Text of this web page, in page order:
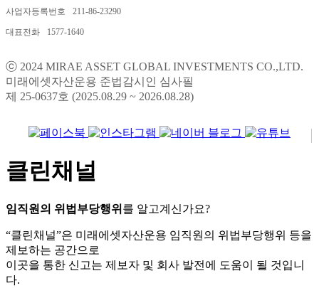
사업자등록번호 211-86-23290
대표전화 1577-1640
ⓒ 2024 MIRAE ASSET GLOBAL INVESTMENTS CO.,LTD.
미래에셋자산운용 준법감시인 심사필
제 25-0637호 (2025.08.29 ~ 2026.08.28)
클린채널
임직원의 위법부당행위 를 알고계신가요?
“클린채널”은 미래에셋자산운용 임직원의 위법부당행위 등을
제보하는 공간으로
이곳을 통한 신고는 제보자 및 회사 발전에 도움이 될 것입니
다.